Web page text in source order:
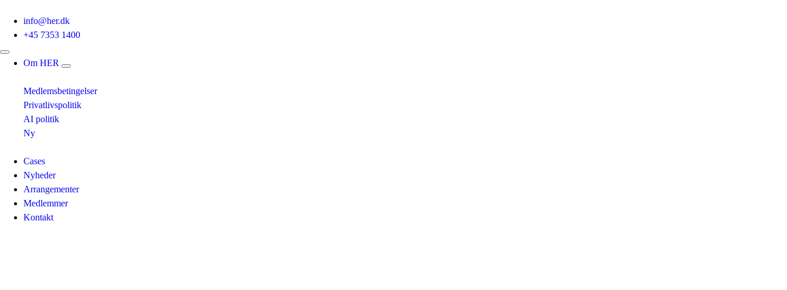
info@her.dk
+45 7353 1400
Om HER
Medlemsbetingelser
Privatlivspolitik
AI politik
Ny
Cases
Nyheder
Arrangementer
Medlemmer
Kontakt